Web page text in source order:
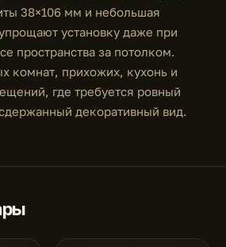
38×106 мм и небольшая
установку даже при
пространства за потолком.
комнат, прихожих, кухонь и
где требуется ровный
декоративный вид.